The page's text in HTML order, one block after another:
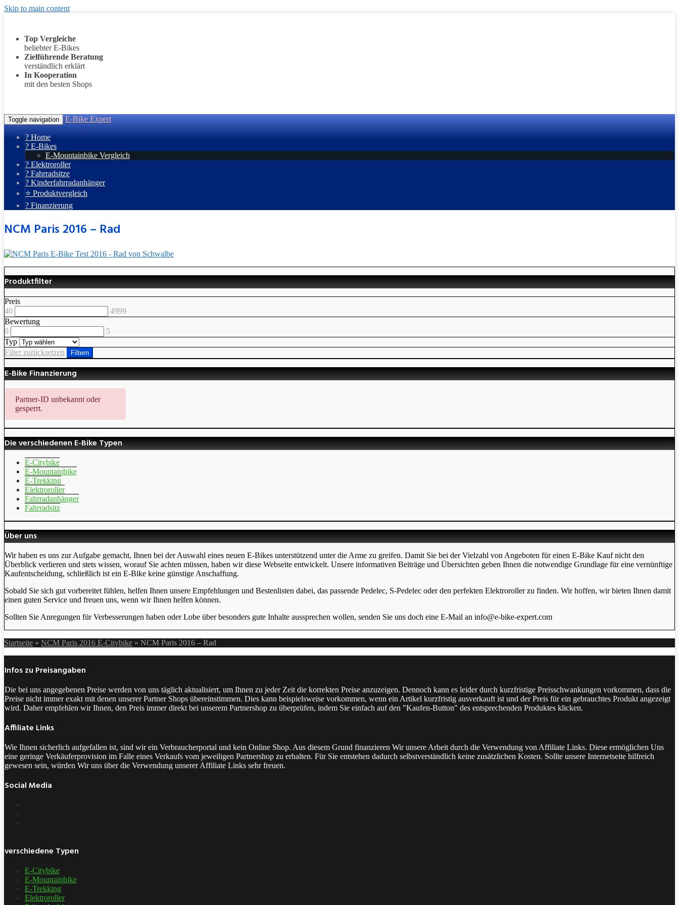
Skip to main content
Top Vergleiche
beliebter E-Bikes
Zielführende Beratung
verständlich erklärt
In Kooperation
mit den besten Shops
Toggle navigation E-Bike Expert
? Home
? E-Bikes
E-Mountainbike Vergleich
? Elektroroller
? Fahrradsitze
? Kinderfahrradanhänger
⭐ Produktvergleich
? Finanzierung
NCM Paris 2016 – Rad
Produktfilter
Preis
40
4999
Bewertung
0
5
Typ
Filter zurücksetzen
Filtern
E-Bike Finanzierung
Partner-ID unbekannt oder
gesperrt.
Die verschiedenen E-Bike Typen
E-Citybike
E-Mountainbike
E-Trekking
Elektroroller
Fahrradanhänger
Fahrradsitz
Über uns
Wir haben es uns zur Aufgabe gemacht, Ihnen bei der Auswahl eines neuen E-Bikes unterstützend unter die Arme zu greifen. Damit Sie bei der Vielzahl von Angeboten für einen E-Bike Kauf nicht den
Überblick verlieren und stets wissen, worauf Sie achten müssen, haben wir diese Webseite entwickelt. Unsere informativen Beiträge und Übersichten geben Ihnen die notwendige Grundlage für eine vernünftige
Kaufentscheidung, schließlich ist ein E-Bike keine günstige Anschaffung.
Sobald Sie sich gut vorbereitet fühlen, helfen Ihnen unsere Empfehlungen und Bestenlisten dabei, das passende Pedelec, S-Pedelec oder den perfekten Elektroroller zu finden. Wir hoffen, wir bieten Ihnen damit
einen guten Service und freuen uns, wenn wir Ihnen helfen können.
Sollten Sie Anregungen für Verbesserungen haben oder Lobe über besonders gute Inhalte aussprechen wollen, senden Sie uns doch eine E-Mail an info@e-bike-expert.com
Startseite » NCM Paris 2016 E-Citybike » NCM Paris 2016 – Rad
Infos zu Preisangaben
Die bei uns angegebenen Preise werden von uns täglich aktualisiert, um Ihnen zu jeder Zeit die korrekten Preise anzuzeigen. Dennoch kann es leider durch kurzfristige Preisschwankungen vorkommen, dass die
Preise nicht immer exakt mit denen unserer Partner Shops übereinstimmen. Dies kann beispielsweise vorkommen, wenn ein Artikel kurzfristig ausverkauft ist und der Preis für ein gebrauchtes Produkt angezeigt
wird. Daher empfehlen wir Ihnen, den Preis immer direkt bei unserem Partnershop zu überprüfen, indem Sie einfach auf den "Kaufen-Button" des entsprechenden Produktes klicken.
Affiliate Links
Wie Ihnen sicherlich aufgefallen ist, sind wir ein Verbraucherportal und kein Online Shop. Aus diesem Grund finanzieren Wir unsere Arbeit durch die Verwendung von Affiliate Links. Diese ermöglichen Uns
eine geringe Verkäuferprovision im Falle eines Verkaufs vom jeweiligen Partnershop zu erhalten. Für Sie entstehen dadurch selbstverständlich keine zusätzlichen Kosten. Sollte unsere Internetseite hilfreich
gewesen sein, würden Wir uns über die Verwendung unserer Affiliate Links sehr freuen.
Social Media
verschiedene Typen
E-Citybike
E-Mountainbike
E-Trekking
Elektroroller